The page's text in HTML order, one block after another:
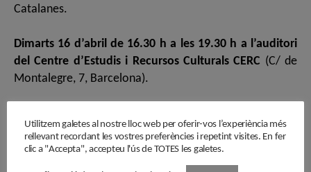
Catalanes.
Dimarts 16 d’abril de 16.30 h a les 19.30 h a l’auditori
del Centre d’Estudis i Recursos Culturals CERC (C/ de
Montalegre, 7, Barcelona).
plaça al següent enllaç.
Utilitzem galetes al nostre lloc web per oferir-vos l’experiència més
rellevant recordant les vostres preferències i repetint visites. En fer
clic a "Accepta", accepteu l'ús de TOTES les galetes.